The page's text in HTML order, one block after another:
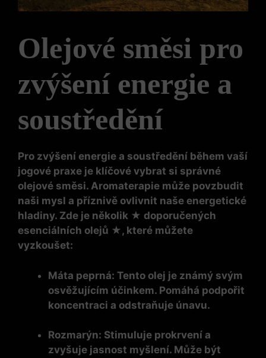
Olejové směsi pro
zvýšení energie a
soustředění
Pro zvýšení energie a soustředění během vaší
jogové praxe je klíčové vybrat si správné
olejové směsi. Aromaterapie může povzbudit
naši mysl a příznivě ovlivnit naše energetické
hladiny. Zde je několik ★ doporučených
esenciálních olejů ★, které můžete
vyzkoušet:
Máta peprná: Tento olej je známý svým
osvěžujícím účinkem. Pomáhá podpořit
koncentraci a odstraňuje únavu.
Rozmarýn: Stimuluje prokrvení a
zvyšuje jasnost myšlení. Může být